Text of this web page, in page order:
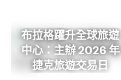
布拉格躍升全球旅遊
中心：主辦 2026 年
捷克旅遊交易日